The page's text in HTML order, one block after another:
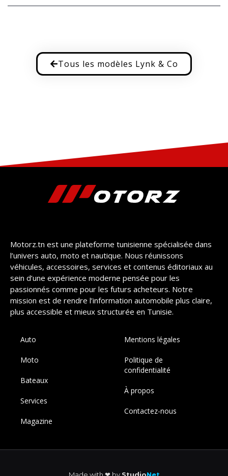
Tous les modèles Lynk & Co
Motorz.tn est une plateforme tunisienne spécialisée dans
l’univers auto, moto et nautique. Nous réunissons
véhicules, accessoires, services et contenus éditoriaux au
sein d’une expérience moderne pensée pour les
passionnés comme pour les futurs acheteurs. Notre
mission est de rendre l’information automobile plus claire,
plus accessible et mieux structurée en Tunisie.
Auto
Moto
Bateaux
Services
Magazine
Mentions légales
Politique de
confidentialité
À propos
Contactez-nous